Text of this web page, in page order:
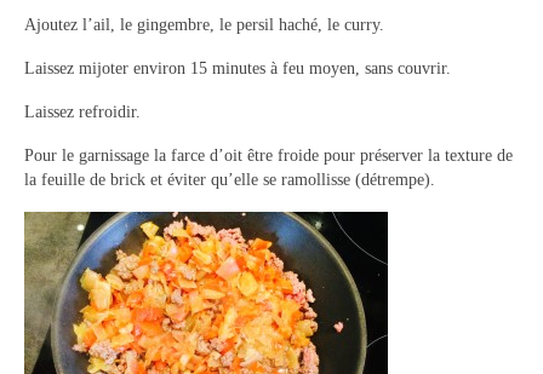
Ajoutez l’ail, le gingembre, le persil haché, le curry.
Laissez mijoter environ 15 minutes à feu moyen, sans couvrir.
Laissez refroidir.
Pour le garnissage la farce d’oit être froide pour préserver la texture de
la feuille de brick et éviter qu’elle se ramollisse (détrempe).